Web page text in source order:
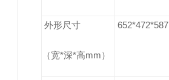
外形尺寸
（宽*深*高mm）
652*472*587